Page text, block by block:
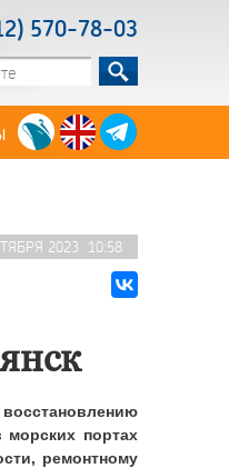
570-78-03
2023 10:58
портах
ремонтному